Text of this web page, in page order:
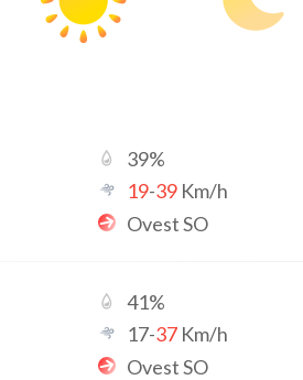
39%
19-39 Km/h
Ovest SO
41%
17-37 Km/h
Ovest SO